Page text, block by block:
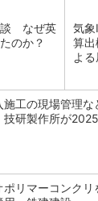
談 なぜ英
のか？
気
算
よ
施工の現場管理
研製作所が
ポリマーコンク